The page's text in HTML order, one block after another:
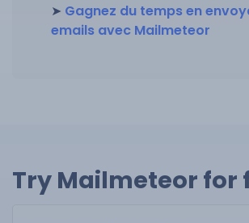
➤ Gagnez du temps en
emails avec Mailmeteor
Try Mailmeteor for